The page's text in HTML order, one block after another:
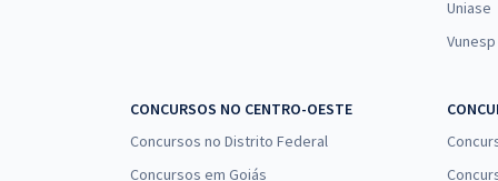
Uniase
Vunesp
CONCURSOS NO CENTRO-OESTE
Concursos no Distrito Federal
Concursos em Goiás